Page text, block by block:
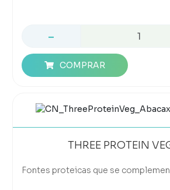
-
COMPRAR
THREE PROTEIN
Fontes proteicas que se